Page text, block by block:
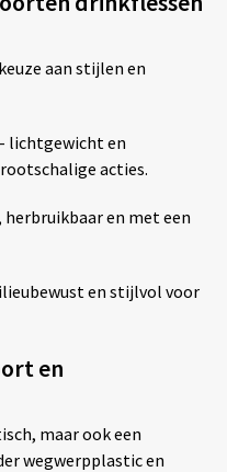
aan stijlen en
lichtgewicht en
acties.
herbruikbaar en met een
en stijlvol voor
en
maar ook een
wegwerpplastic en